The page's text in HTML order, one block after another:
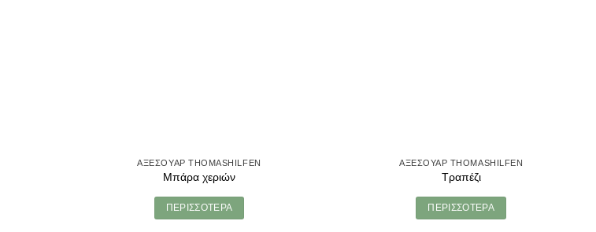
ΑΞΕΣΟΥΑΡ THOMASHILFEN
Μπάρα χεριών
ΠΕΡΙΣΣΟΤΕΡΑ
ΑΞΕΣΟΥΑΡ THOMASHILFEN
Τραπέζι
ΠΕΡΙΣΣΟΤΕΡΑ